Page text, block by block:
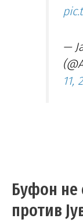
—
11,
Буфон не
против